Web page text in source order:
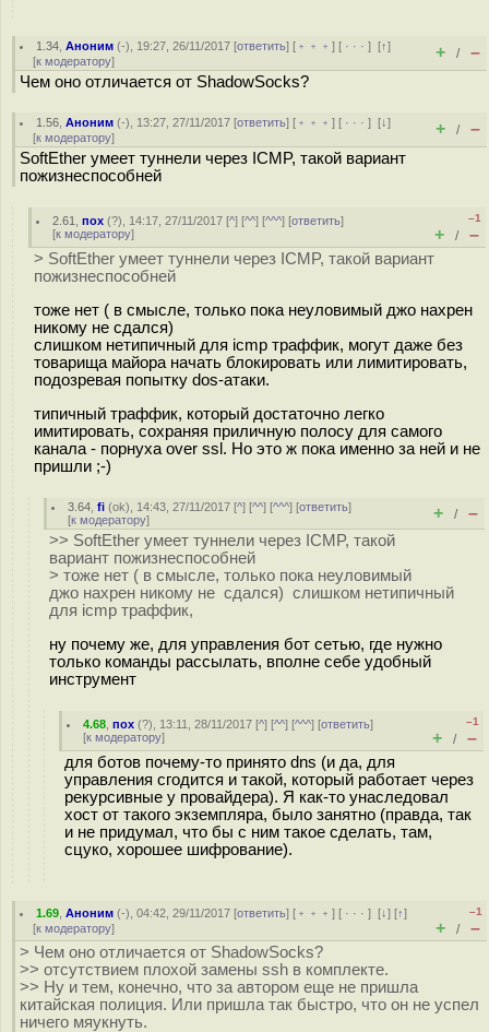
1.34 ,Аноним (-), 19:27, 26/11/2017 [ответить] [ ﹢﹢﹢] [ · · ·][↑]
[к модератору] + / –
Чем оно отличается от ShadowSocks?
1.56 ,Аноним (-), 13:27, 27/11/2017 [ответить] [ ﹢﹢﹢] [ · · ·][↓]
[к модератору] + / –
SoftEther умеет туннели через ICMP, такой вариант
пожизнеспособней
2.61 ,пох (?), 14:17, 27/11/2017 [^] [^^] [^^^] [ответить]
[к модератору]
–1
+ / –
> SoftEther умеет туннели через ICMP, такой вариант
пожизнеспособней
тоже нет ( в смысле, только пока неуловимый джо нахрен
никому не сдался)
слишком нетипичный для icmp траффик, могут даже без
товарища майора начать блокировать или лимитировать,
подозревая попытку dos-атаки.
типичный траффик, который достаточно легко
имитировать, сохраняя приличную полосу для самого
канала - порнуха over ssl. Но это ж пока именно за ней и не
пришли ;-)
3.64 ,fi (ok), 14:43, 27/11/2017 [^] [^^] [^^^] [ответить]
[к модератору] + / –
>> SoftEther умеет туннели через ICMP, такой
вариант пожизнеспособней
> тоже нет ( в смысле, только пока неуловимый
джо нахрен никому не сдался) слишком нетипичный
для icmp траффик,
ну почему же, для управления бот сетью, где нужно
только команды рассылать, вполне себе удобный
инструмент
4.68 ,пох (?), 13:11, 28/11/2017 [^] [^^] [^^^] [ответить]
[к модератору]
–1
+ / –
для ботов почему-то принято dns (и да, для
управления сгодится и такой, который работает через
рекурсивные у провайдера). Я как-то унаследовал
хост от такого экземпляра, было занятно (правда, так
и не придумал, что бы с ним такое сделать, там,
сцуко, хорошее шифрование).
1.69 ,Аноним (-), 04:42, 29/11/2017 [ответить] [ ﹢﹢﹢] [ · · ·][↓] [↑]
[к модератору]
–1
+ / –
> Чем оно отличается от ShadowSocks?
>> отсутствием плохой замены ssh в комплекте.
>> Ну и тем, конечно, что за автором еще не пришла
китайская полиция. Или пришла так быстро, что он не успел
ничего мяукнуть.